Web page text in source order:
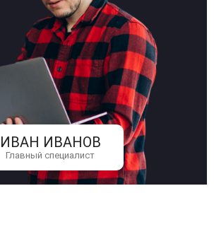
ИВАН ИВАНОВ
Главный специалист